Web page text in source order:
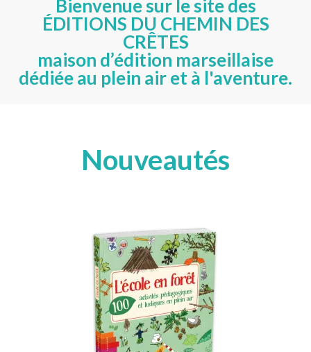
Bienvenue sur le site des
ÉDITIONS DU CHEMIN DES
CRÊTES
maison d’édition marseillaise
dédiée au plein air et à l'aventure.
Nouveautés